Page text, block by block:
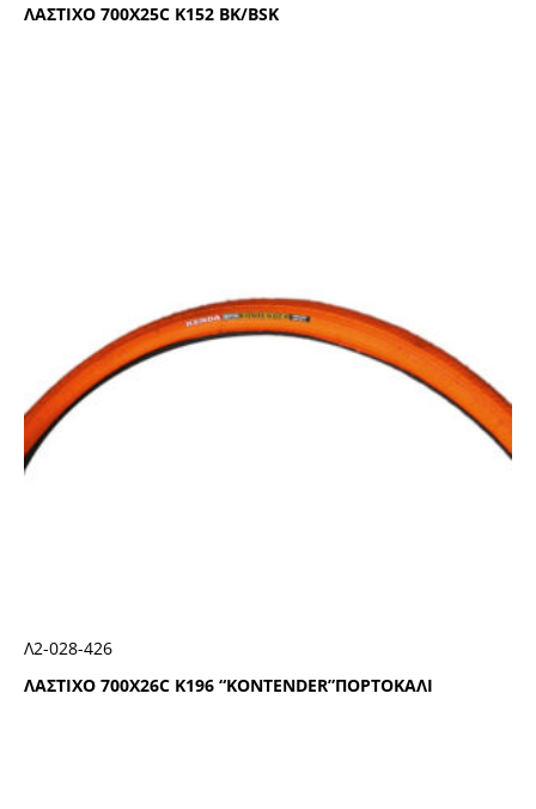
ΛΑΣΤΙΧΟ 700Χ25C Κ152 ΒΚ/ΒSΚ
ΛΑΣΤΙΧΟ 700Χ26C Κ196 “ΚΟΝΤΕΝDΕR”ΠΟΡΤΟΚΑΛΙ
Λ2-028-426